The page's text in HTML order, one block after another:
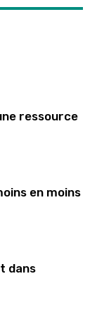
ressource
en moins
dans